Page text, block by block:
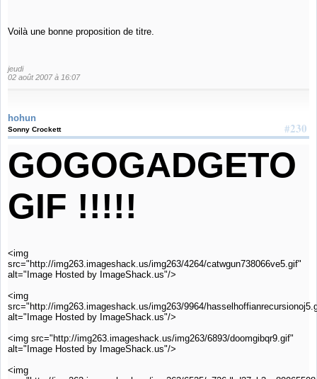
Voilà une bonne proposition de titre.
jeudi
02 août 2007 à 16:07
hohun
#230
Sonny Crockett
GOGOGADGETO
GIF !!!!!
<img
src="http://img263.imageshack.us/img263/4264/catwgun738066ve5.gif"
alt="Image Hosted by ImageShack.us"/>
<img
src="http://img263.imageshack.us/img263/9964/
alt="Image Hosted by ImageShack.us"/>
<img src="http://img263.imageshack.us/img263/6893/doomgibqr9.gif"
alt="Image Hosted by ImageShack.us"/>
<img